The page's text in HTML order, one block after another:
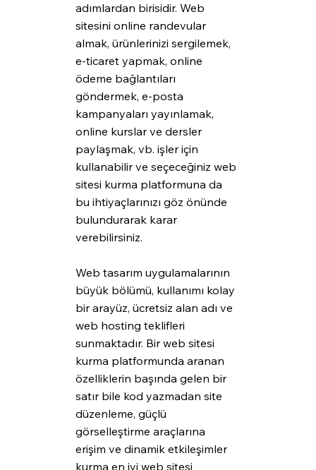
adımlardan birisidir. Web
sitesini online randevular
almak, ürünlerinizi sergilemek,
e-ticaret yapmak, online
ödeme bağlantıları
göndermek, e-posta
kampanyaları yayınlamak,
online kurslar ve dersler
paylaşmak, vb. işler için
kullanabilir ve seçeceğiniz web
sitesi kurma platformuna da
bu ihtiyaçlarınızı göz önünde
bulundurarak karar
verebilirsiniz.
Web tasarım uygulamalarının
büyük bölümü, kullanımı kolay
bir arayüz, ücretsiz alan adı ve
web hosting teklifleri
sunmaktadır. Bir web sitesi
kurma platformunda aranan
özelliklerin başında gelen bir
satır bile kod yazmadan site
düzenleme, güçlü
görselleştirme araçlarına
erişim ve dinamik etkileşimler
kurma en iyi web sitesi